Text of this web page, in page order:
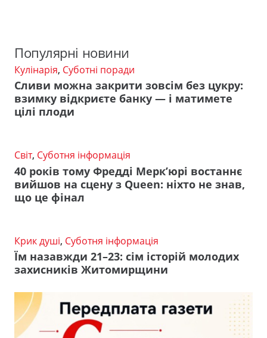
Популярні новини
Кулінарія, Суботні поради
Сливи можна закрити зовсім без цукру:
взимку відкриєте банку — і матимете
цілі плоди
Світ, Суботня інформація
40 років тому Фредді Мерк’юрі востаннє
вийшов на сцену з Queen: ніхто не знав,
що це фінал
Крик душі, Суботня інформація
Їм назавжди 21–23: сім історій молодих
захисників Житомирщини